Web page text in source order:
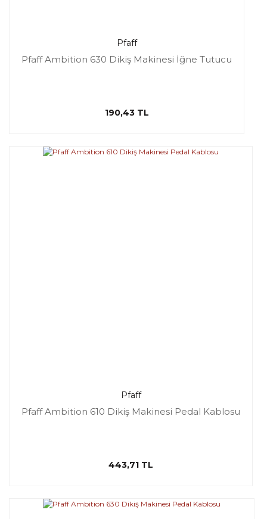
Pfaff
Pfaff Ambition 630 Dikiş Makinesi İğne Tutucu
190,43 TL
Pfaff
Pfaff Ambition 610 Dikiş Makinesi Pedal Kablosu
443,71 TL